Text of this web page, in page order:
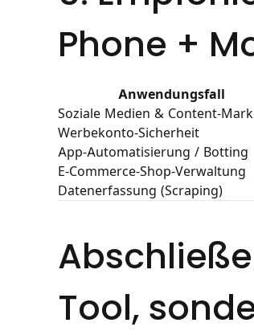
Phone +
Anwendungsfall
Soziale Medien & Content-
Werbekonto-Sicherheit
App-Automatisierung / Botting
E-Commerce-Shop-Verwaltung
Datenerfassung (Scraping)
Tool,